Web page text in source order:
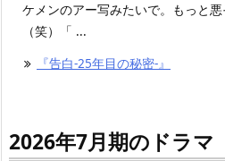
ケメンのアー写みたいで。もっと
（笑）「 ...
『告白-25年目の秘密-』
2026年7月期のドラマ